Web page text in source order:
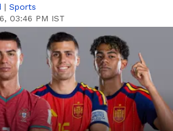
| Sports
03:46 PM IST